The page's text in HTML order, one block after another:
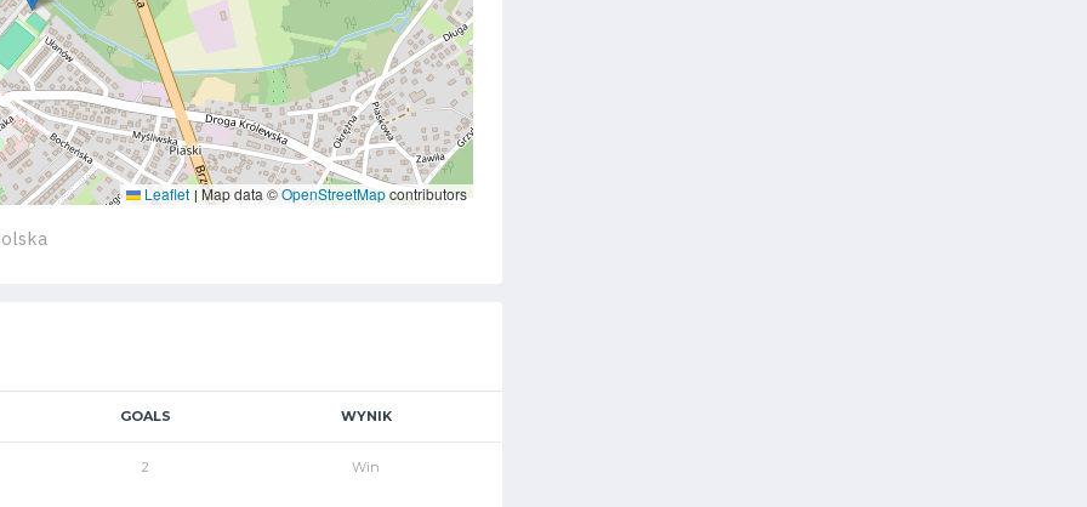
Leaflet | Map data ©OpenStreetMapcontributors
GOALS WYNIK
2 Win